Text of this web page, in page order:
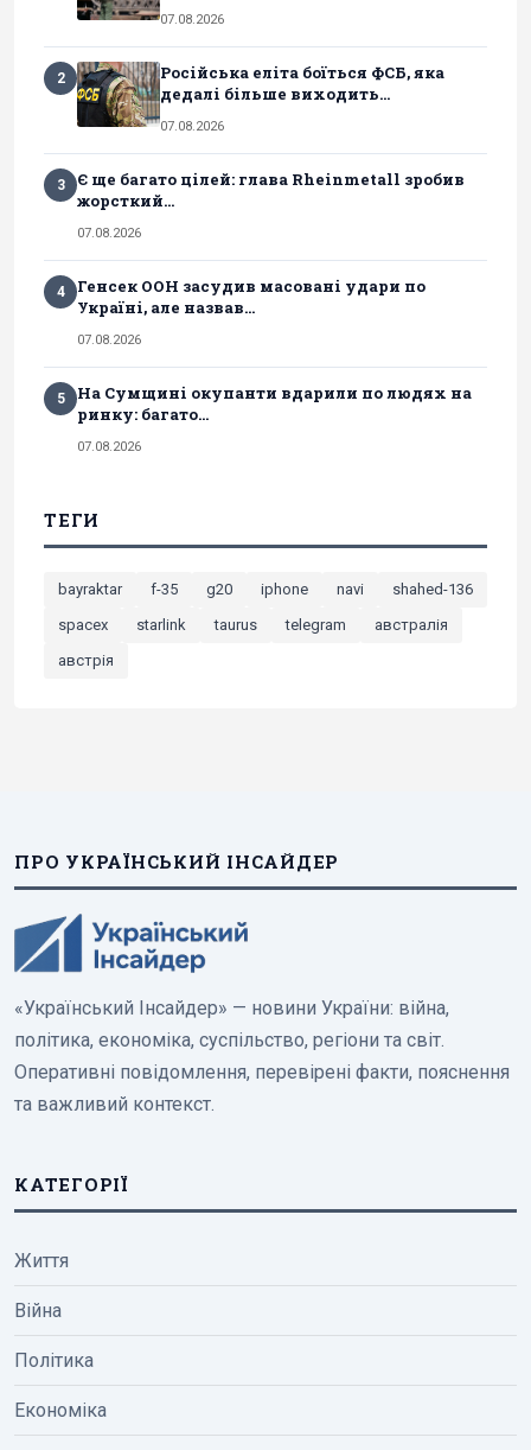
07.08.2026
2
Російська еліта боїться ФСБ, яка
дедалі більше виходить...
07.08.2026
3
Є ще багато цілей: глава Rheinmetall зробив
жорсткий...
07.08.2026
4
Генсек ООН засудив масовані удари по
Україні, але назвав...
07.08.2026
5
На Сумщині окупанти вдарили по людях на
ринку: багато...
07.08.2026
ТЕГИ
bayraktar f-35 g20 iphone navi
shahed-136
spacex
starlink taurus telegram
австралія
австрія
ПРО УКРАЇНСЬКИЙ ІНСАЙДЕР
«Український Інсайдер» — новини України: війна,
політика, економіка, суспільство, регіони та світ.
Оперативні повідомлення, перевірені факти, пояснення
та важливий контекст.
КАТЕГОРІЇ
Життя
Війна
Політика
Економіка